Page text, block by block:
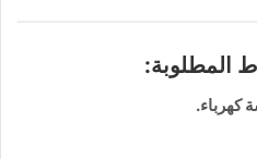
المطلوبة:
كهرباء.